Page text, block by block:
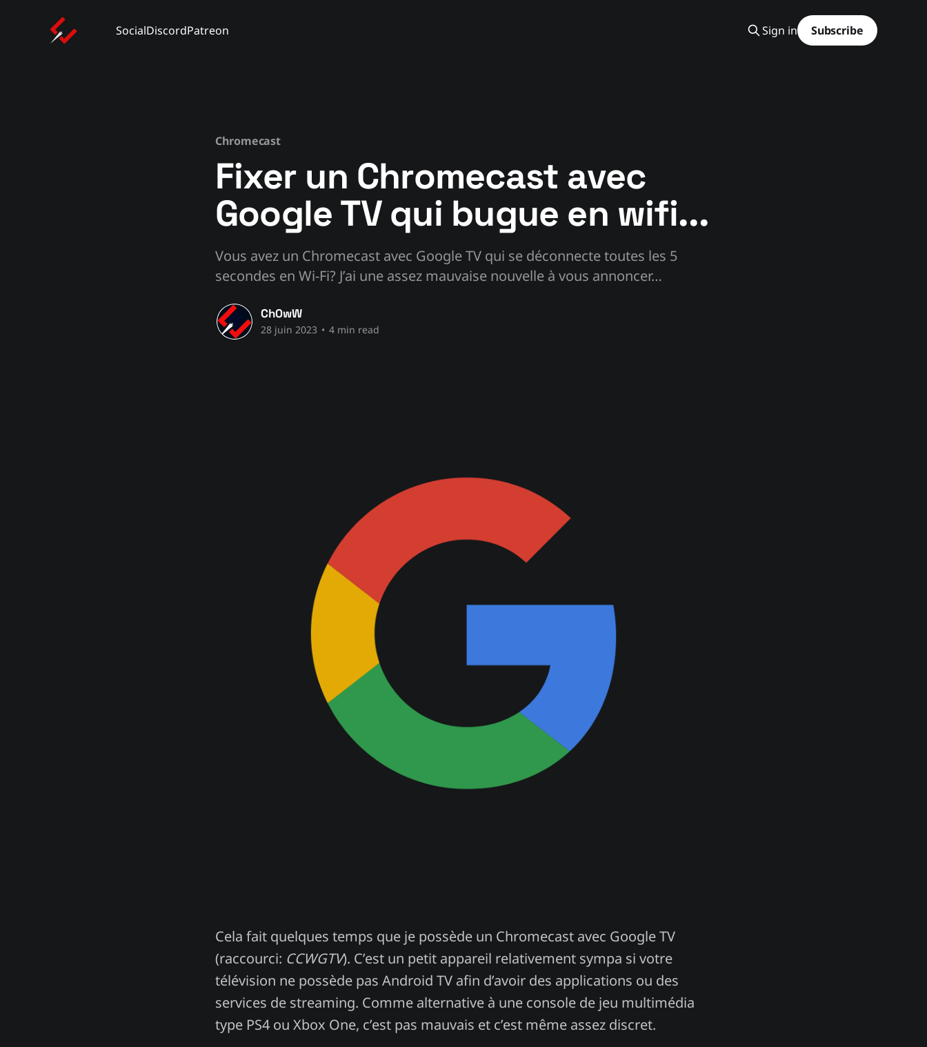
SocialDiscordPatreon Sign in Subscribe
Chromecast
Fixer un Chromecast avec
Google TV qui bugue en wifi...
Vous avez un Chromecast avec Google TV qui se déconnecte toutes les 5
secondes en Wi-Fi? J’ai une assez mauvaise nouvelle à vous annoncer…
Ch0wW
28 juin 2023 • 4 min read
Cela fait quelques temps que je possède un Chromecast avec Google TV
(raccourci: CCWGTV). C’est un petit appareil relativement sympa si votre
télévision ne possède pas Android TV afin d’avoir des applications ou des
services de streaming. Comme alternative à une console de jeu multimédia
type PS4 ou Xbox One, c’est pas mauvais et c’est même assez discret.